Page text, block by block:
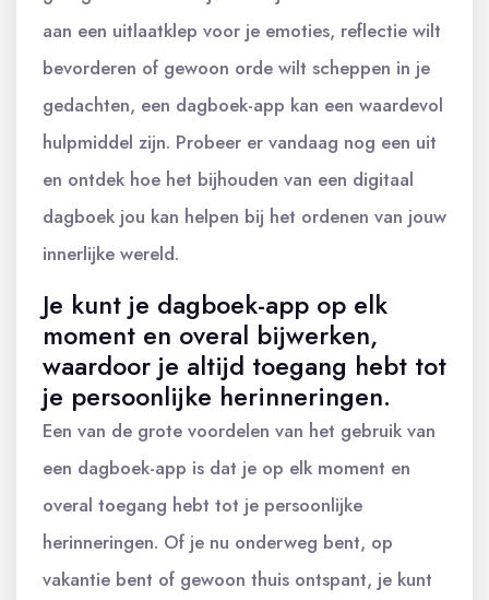
aan een uitlaatklep voor je emoties, reflectie wilt
bevorderen of gewoon orde wilt scheppen in je
gedachten, een dagboek-app kan een waardevol
hulpmiddel zijn. Probeer er vandaag nog een uit
en ontdek hoe het bijhouden van een digitaal
dagboek jou kan helpen bij het ordenen van jouw
innerlijke wereld.
Je kunt je dagboek-app op elk
moment en overal bijwerken,
waardoor je altijd toegang hebt tot
je persoonlijke herinneringen.
Een van de grote voordelen van het gebruik van
een dagboek-app is dat je op elk moment en
overal toegang hebt tot je persoonlijke
herinneringen. Of je nu onderweg bent, op
vakantie bent of gewoon thuis ontspant, je kunt